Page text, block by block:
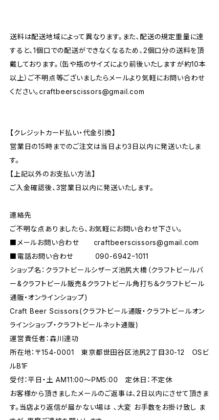
送料は配送地域によって異なります。また、配送の規定重量に達
すると、1個口での配送ができなくなるため、2個口分の送料を頂
戴しております。（缶や瓶のサイズにより前後いたしますが約10本
以上）ご不明点等ございましたらメールより気軽にお問い合わせ
ください。craftbeerscissors@gmail.com
【クレジットカード払い・代金引換】
営業日の15時までのご注文は当日より3日以内に発送いたしま
す。
【上記以外のお支払い方法】
ご入金確認後、3営業日以内に発送いたします。
連絡先
ご不明な点ありましたら、お気軽にお問い合わせ下さい。
■メールお問い合わせ craftbeerscissors@gmail.com
■電話お問い合わせ 090-6942ｰ1011
ショップ名：クラフトビールシザーズ池尻大橋（クラフトビールバ
ー&クラフトビール販売&クラフトビール角打ち＆クラフトビール
通販・オンラインショップ)
Craft Beer Scissors(クラフトビール通販・クラフトビールオン
ラインショップ・クラフトビールネット通販)
運営責任者：森川達功
所在地：〒154-0001 東京都世田谷区池尻2丁目30-12 OSビ
ルB1F
受付：平日・土 AM11:00～PM5:00 定休日：不定休
お客様から頂きましたメールのご返事は、2日以内にさせて頂きま
す。当店より返信が届かない場は 、大変 お手数をお掛け致し ま